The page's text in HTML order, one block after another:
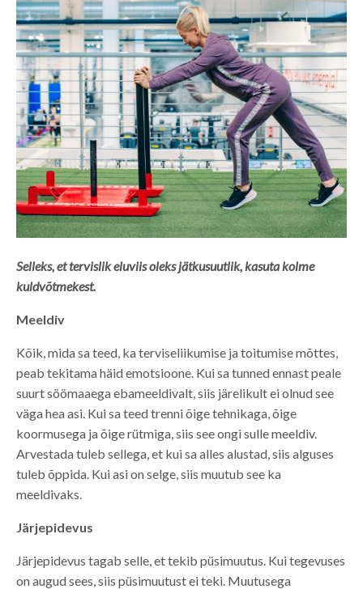
Selleks, et tervislik eluviis oleks jätkusuutlik, kasuta kolme
kuldvõtmekest.
Meeldiv
Kõik, mida sa teed, ka terviseliikumise ja toitumise mõttes,
peab tekitama häid emotsioone. Kui sa tunned ennast peale
suurt söömaaega ebameeldivalt, siis järelikult ei olnud see
väga hea asi. Kui sa teed trenni õige tehnikaga, õige
koormusega ja õige rütmiga, siis see ongi sulle meeldiv.
Arvestada tuleb sellega, et kui sa alles alustad, siis alguses
tuleb õppida. Kui asi on selge, siis muutub see ka
meeldivaks.
Järjepidevus
Järjepidevus tagab selle, et tekib püsimuutus. Kui tegevuses
on augud sees, siis püsimuutust ei teki. Muutusega